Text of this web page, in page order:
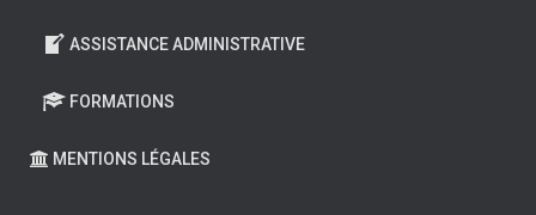
ASSISTANCE ADMINISTRATIVE
FORMATIONS
MENTIONS LÉGALES